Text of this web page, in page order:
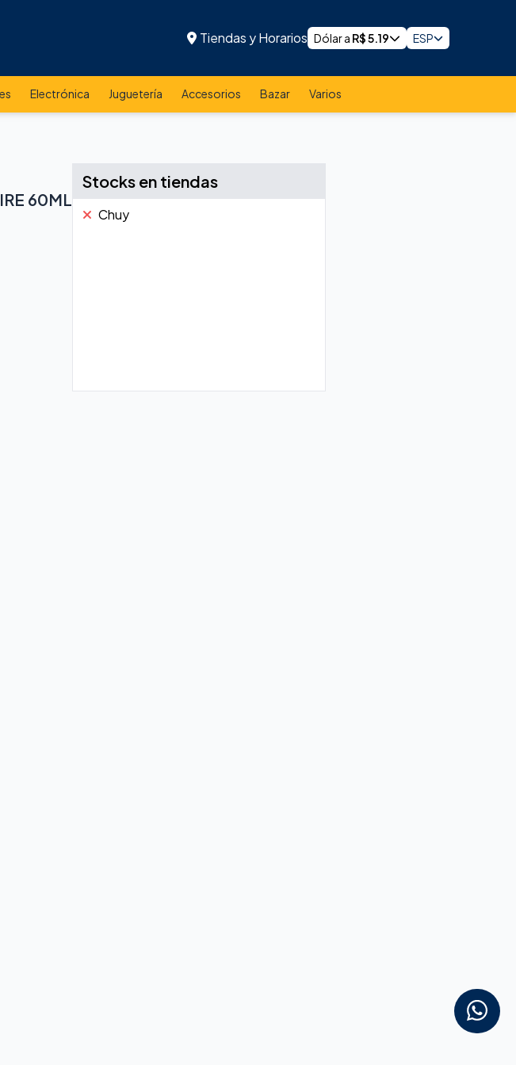
Tiendas y Horarios Dólar a R$5.19 ESP
Electrónica Juguetería Accesorios Bazar Varios
60ML
Stocks en tiendas
Chuy